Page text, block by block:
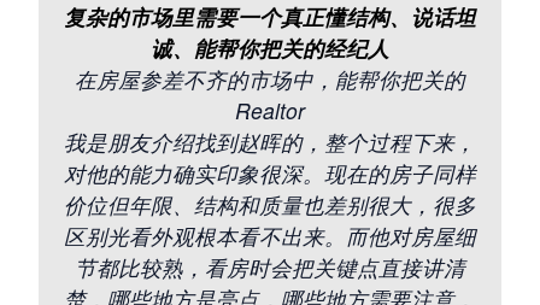
复杂的市场里需要一个真正懂结构、说话坦
诚、能帮你把关的经纪人
在房屋参差不齐的市场中，能帮你把关的
Realtor
我是朋友介绍找到赵晖的，整个过程下来，
对他的能力确实印象很深。现在的房子同样
价位但年限、结构和质量也差别很大，很多
区别光看外观根本看不出来。而他对房屋细
节都比较熟，看房时会把关键点直接讲清
楚，哪些地方是亮点，哪些地方需要注意，